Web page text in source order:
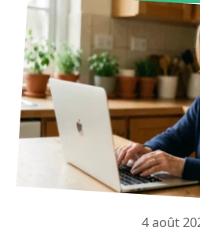
4 août